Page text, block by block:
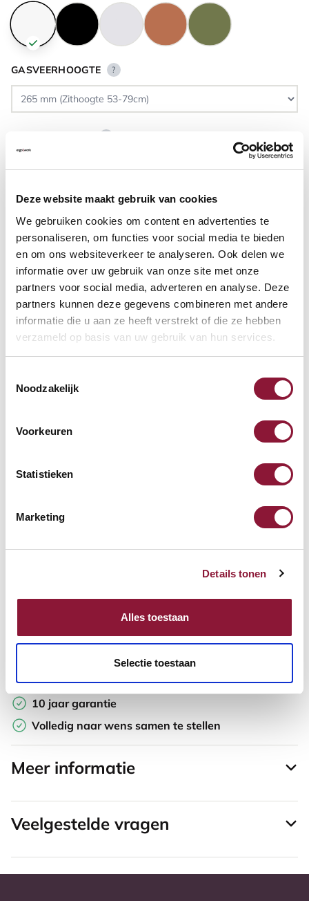
Deze website maakt gebruik van cookies
We gebruiken cookies om content en advertenties te
personaliseren, om functies voor social media te bieden
en om ons websiteverkeer te analyseren. Ook delen we
informatie over uw gebruik van onze site met onze
partners voor social media, adverteren en analyse. Deze
partners kunnen deze gegevens combineren met andere
informatie die u aan ze heeft verstrekt of die ze hebben
verzameld op basis van uw gebruik van hun services.
Noodzakelijk
Voorkeuren
Statistieken
Marketing
Details tonen
Alles toestaan
Selectie toestaan
GASVEERHOOGTE ?
VOETENRING ?
VOETENSTER IN GEPOLIJST ALUMINIUM ?
Beschikbaar
Levertijd: 3-6 weken
Opzoek naar een offerte op maat? Maak je werkplek compleet
Toevoegen aan vergelijker
Laagste Prijsgarantie
Gratis verzending
10 jaar garantie
Volledig naar wens samen te stellen
Meer informatie
Veelgestelde vragen